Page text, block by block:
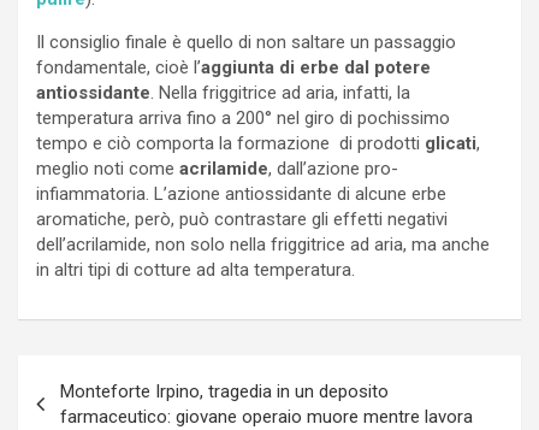
Il consiglio finale è quello di non saltare un passaggio
fondamentale, cioè l’aggiunta di erbe dal potere
antiossidante. Nella friggitrice ad aria, infatti, la
temperatura arriva fino a 200° nel giro di pochissimo
tempo e ciò comporta la formazione di prodotti glicati,
meglio noti come acrilamide, dall’azione pro-
infiammatoria. L’azione antiossidante di alcune erbe
aromatiche, però, può contrastare gli effetti negativi
dell’acrilamide, non solo nella friggitrice ad aria, ma anche
in altri tipi di cotture ad alta temperatura.
articoli
Monteforte Irpino, tragedia in un deposito
farmaceutico: giovane operaio muore mentre lavora